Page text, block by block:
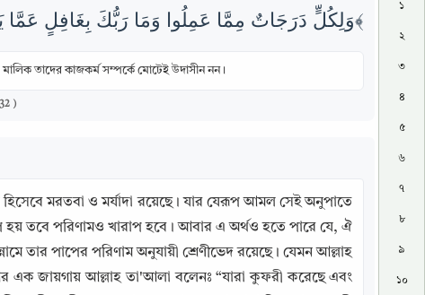
وَلِكُلٍّ دَرَجَاتٌ مِمَّا عَمِلُوا وَمَا رَبُّكَ بِغَافِلٍ عَمَّا يَعْمَلُونَ ﴿١٣٢﴾
মালিক তাদের কাজকর্ম সম্পর্কে মোটেই উদাসীন নন।
)
মরতবা ও মর্যাদা রয়েছে। যার যেরূপ আমল সেই অনুপাতে
তবে পরিণামও খারাপ হবে। আবার এ অর্থও হতে পারে যে, ঐ
তার পাপের পরিণাম অনুযায়ী শ্রেণীভেদ রয়েছে। যেমন আল্লাহ
এক জায়গায় আল্লাহ তা'আলা বলেনঃ “যারা কুফরী করেছে এবং
১
২
৩
৪
৫
৬
৭
৮
৯
১০